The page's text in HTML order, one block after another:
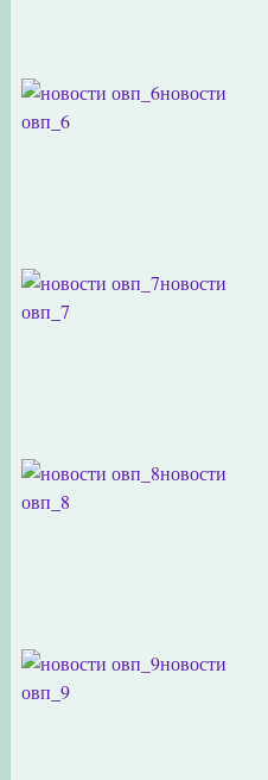
новости
овп_6
новости
овп_7
новости
овп_8
новости
овп_9